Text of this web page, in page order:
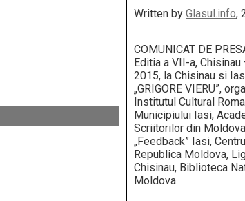
Written by Glasul.info,
COMUNICAT DE
Editia a VII-a,
2015, la Chisinau si
„GRIGORE VIERU”,
Institutul Cultural
Municipiului Iasi,
Scriitorilor din
„Feedback” Iasi,
Republica Moldova,
Chisinau, Biblioteca
Moldova.